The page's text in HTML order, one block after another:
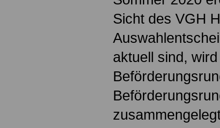
Sicht des VGH
aktuell sind,